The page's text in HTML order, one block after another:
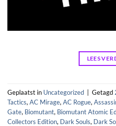
LEES
Geplaatst in Uncategorized Getagd
Tactics, AC Mirage, AC Rogue,
Gate, Biomutant, Biomutant Atomic
Collectors Edition, Dark Souls, Dark